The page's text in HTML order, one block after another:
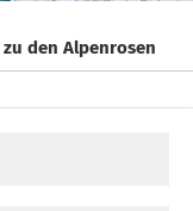
zu den Alpenrosen